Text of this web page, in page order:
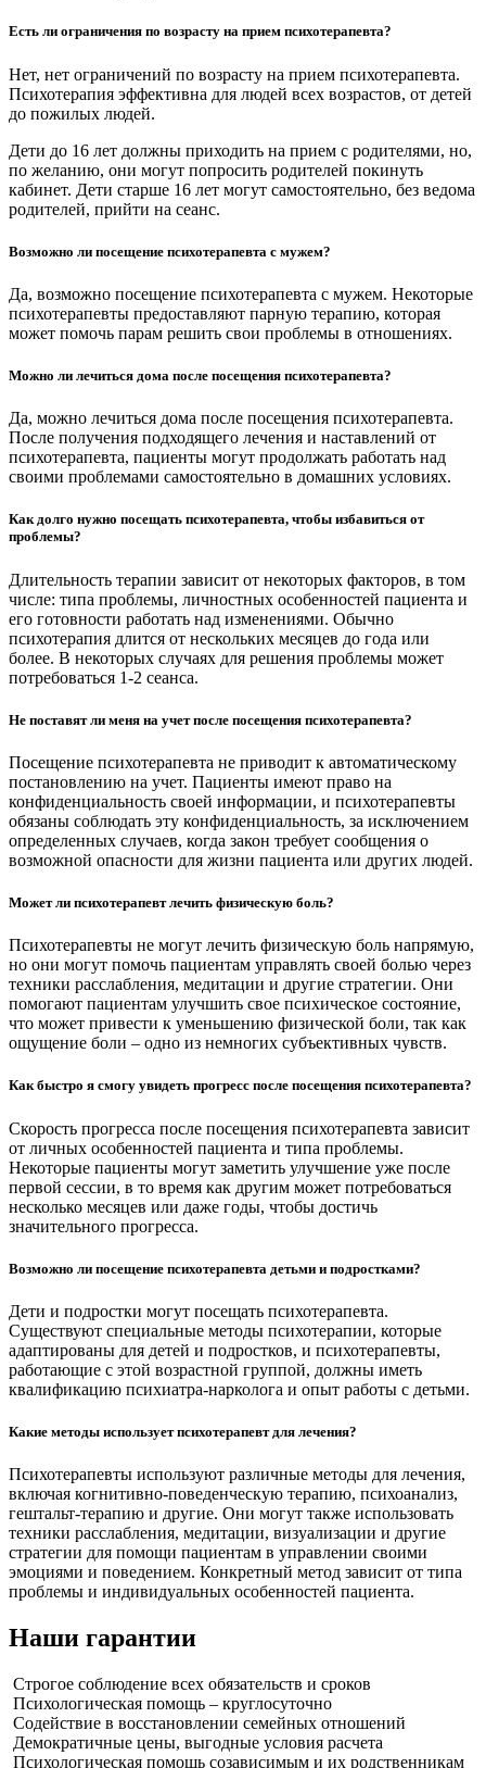
Есть ли ограничения по возрасту на прием психотерапевта?
Нет, нет ограничений по возрасту на прием психотерапевта.
Психотерапия эффективна для людей всех возрастов, от детей
до пожилых людей.
Дети до 16 лет должны приходить на прием с родителями, но,
по желанию, они могут попросить родителей покинуть
кабинет. Дети старше 16 лет могут самостоятельно, без ведома
родителей, прийти на сеанс.
Возможно ли посещение психотерапевта с мужем?
Да, возможно посещение психотерапевта с мужем. Некоторые
психотерапевты предоставляют парную терапию, которая
может помочь парам решить свои проблемы в отношениях.
Можно ли лечиться дома после посещения психотерапевта?
Да, можно лечиться дома после посещения психотерапевта.
После получения подходящего лечения и наставлений от
психотерапевта, пациенты могут продолжать работать над
своими проблемами самостоятельно в домашних условиях.
Как долго нужно посещать психотерапевта, чтобы избавиться от
проблемы?
Длительность терапии зависит от некоторых факторов, в том
числе: типа проблемы, личностных особенностей пациента и
его готовности работать над изменениями. Обычно
психотерапия длится от нескольких месяцев до года или
более. В некоторых случаях для решения проблемы может
потребоваться 1-2 сеанса.
Не поставят ли меня на учет после посещения психотерапевта?
Посещение психотерапевта не приводит к автоматическому
постановлению на учет. Пациенты имеют право на
конфиденциальность своей информации, и психотерапевты
обязаны соблюдать эту конфиденциальность, за исключением
определенных случаев, когда закон требует сообщения о
возможной опасности для жизни пациента или других людей.
Может ли психотерапевт лечить физическую боль?
Психотерапевты не могут лечить физическую боль напрямую,
но они могут помочь пациентам управлять своей болью через
техники расслабления, медитации и другие стратегии. Они
помогают пациентам улучшить свое психическое состояние,
что может привести к уменьшению физической боли, так как
ощущение боли – одно из немногих субъективных чувств.
Как быстро я смогу увидеть прогресс после посещения психотерапевта?
Скорость прогресса после посещения психотерапевта зависит
от личных особенностей пациента и типа проблемы.
Некоторые пациенты могут заметить улучшение уже после
первой сессии, в то время как другим может потребоваться
несколько месяцев или даже годы, чтобы достичь
значительного прогресса.
Возможно ли посещение психотерапевта детьми и подростками?
Дети и подростки могут посещать психотерапевта.
Существуют специальные методы психотерапии, которые
адаптированы для детей и подростков, и психотерапевты,
работающие с этой возрастной группой, должны иметь
квалификацию психиатра-нарколога и опыт работы с детьми.
Какие методы использует психотерапевт для лечения?
Психотерапевты используют различные методы для лечения,
включая когнитивно-поведенческую терапию, психоанализ,
гештальт-терапию и другие. Они могут также использовать
техники расслабления, медитации, визуализации и другие
стратегии для помощи пациентам в управлении своими
эмоциями и поведением. Конкретный метод зависит от типа
проблемы и индивидуальных особенностей пациента.
Наши гарантии
Строгое соблюдение всех обязательств и сроков
Психологическая помощь – круглосуточно
Содействие в восстановлении семейных отношений
Демократичные цены, выгодные условия расчета
Психологическая помощь созависимым и их родственникам